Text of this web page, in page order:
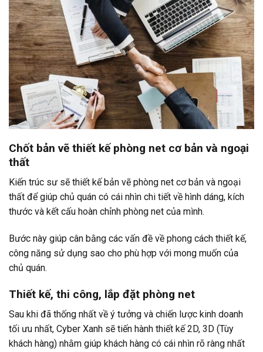
Chốt bản vẽ thiết kế phòng net cơ bản và ngoại
thất
Kiến trúc sư sẽ thiết kế bản vẽ phòng net cơ bản và ngoại
thất để giúp chủ quán có cái nhìn chi tiết về hình dáng, kích
thước và kết cấu hoàn chỉnh phòng net của mình.
Bước này giúp cân bằng các vấn đề về phong cách thiết kế,
công năng sử dụng sao cho phù hợp với mong muốn của
chủ quán.
Thiết kế, thi công, lắp đặt phòng net
Sau khi đã thống nhất về ý tưởng và chiến lược kinh doanh
tối ưu nhất, Cyber Xanh sẽ tiến hành thiết kế 2D, 3D (Tùy
khách hàng) nhằm giúp khách hàng có cái nhìn rõ ràng nhất